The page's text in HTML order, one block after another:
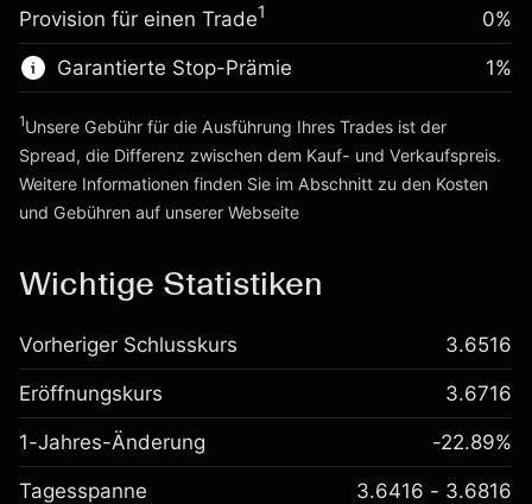
Zur Plattform
Positionsgröße mit Hebelwirkung
~$20,000.00
Geld aus Hebelwirkung ~ $
Zur Plattform
Provision für einen Trade1 0%
Garantierte Stop-Prämie 1%
1Unsere Gebühr für die Ausführung Ihres Trades ist der
Spread, die Differenz zwischen dem Kauf- und Verkaufspreis.
Weitere Informationen finden Sie im Abschnitt zu den Kosten
und Gebühren auf unserer Webseite
Wichtige Statistiken
Vorheriger Schlusskurs 3.6516
Eröffnungskurs 3.6716
1-Jahres-Änderung -22.89%
Tagesspanne 3.6416 - 3.6816